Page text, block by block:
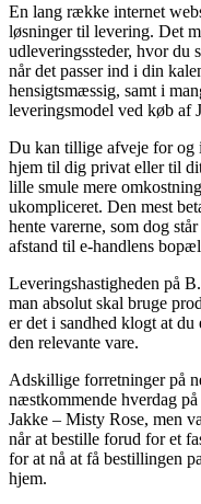
En lang række internet
løsninger til levering. Det
udleveringssteder, hvor du
når det passer ind i din
hensigtsmæssig, samt i
leveringsmodel ved køb af
Du kan tillige afveje for og
hjem til dig privat eller til
lille smule mere
ukompliceret. Den mest
hente varerne, som dog
afstand til e-handlens
Leveringshastigheden på
man absolut skal bruge
er det i sandhed klogt at du
den relevante vare.
Adskillige forretninger på
næstkommende hverdag
Jakke – Misty Rose, men
når at bestille forud for et
for at nå at få bestillingen
hjem.